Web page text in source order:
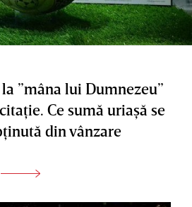
”mâna lui Dumnezeu”
Ce sumă uriaşă se
din vânzare